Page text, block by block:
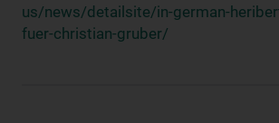
us/news/detailsite/in-german-
fuer-christian-gruber/